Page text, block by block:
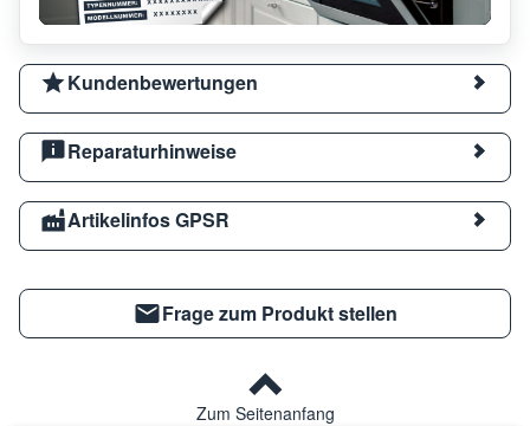
Kundenbewertungen
Reparaturhinweise
Artikelinfos GPSR
Frage zum Produkt stellen
Zum Seitenanfang